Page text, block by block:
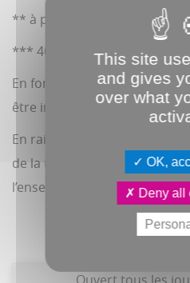
** à partir de 8 ans.
*** 40 kg min.
En fonction de la
être important.
En raison de l’organisation
de la tyrolienne géante le 12
l’ensemble des activités le
This site
and gives
over what
OK,
Deny all